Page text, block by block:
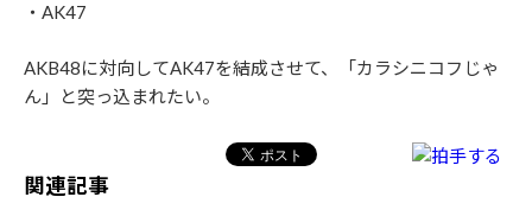
・AK47
AKB48に対向してAK47を結成させて、「カラシニコフじゃ
ん」と突っ込まれたい。
関連記事